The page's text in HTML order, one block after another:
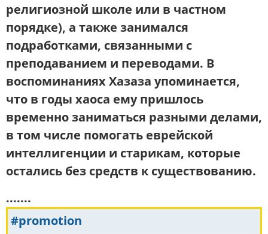
религиозной школе или в частном
порядке), а также занимался
подработками, связанными с
преподаванием и переводами. В
воспоминаниях Хазаза упоминается,
что в годы хаоса ему пришлось
временно заниматься разными делами,
в том числе помогать еврейской
интеллигенции и старикам, которые
остались без средств к существованию.
.......
#promotion